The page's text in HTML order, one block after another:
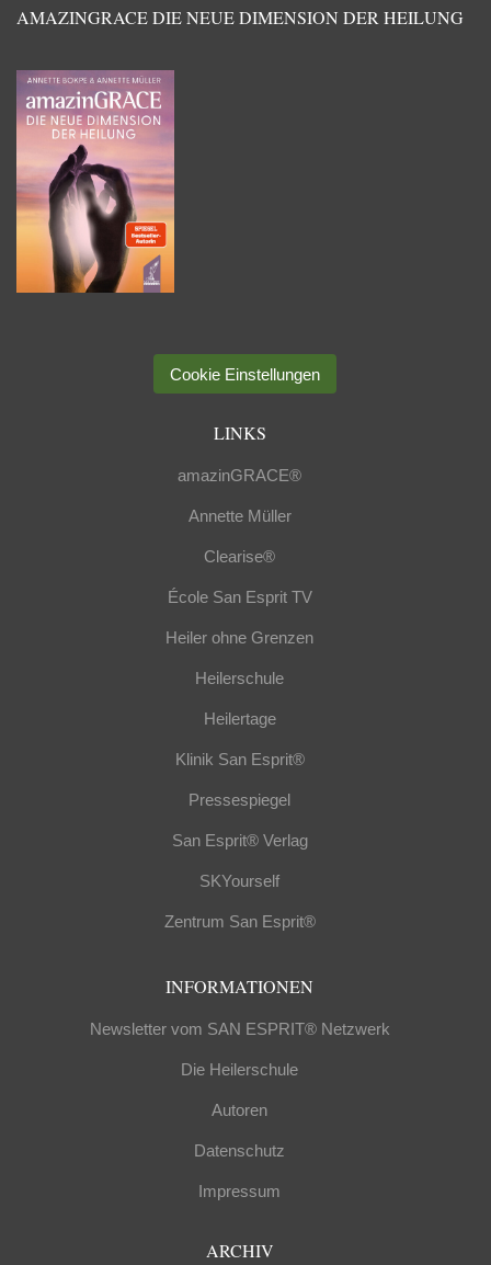
AMAZINGRACE DIE NEUE DIMENSION DER HEILUNG
Cookie Einstellungen
LINKS
amazinGRACE®
Annette Müller
Clearise®
École San Esprit TV
Heiler ohne Grenzen
Heilerschule
Heilertage
Klinik San Esprit®
Pressespiegel
San Esprit® Verlag
SKYourself
Zentrum San Esprit®
INFORMATIONEN
Newsletter vom SAN ESPRIT® Netzwerk
Die Heilerschule
Autoren
Datenschutz
Impressum
ARCHIV